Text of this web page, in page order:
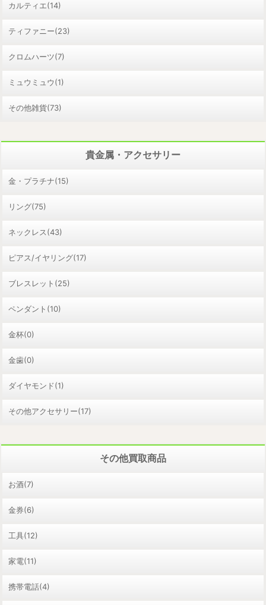
カルティエ(14)
ティファニー(23)
クロムハーツ(7)
ミュウミュウ(1)
その他雑貨(73)
貴金属・アクセサリー
金・プラチナ(15)
リング(75)
ネックレス(43)
ピアス/イヤリング(17)
ブレスレット(25)
ペンダント(10)
金杯(0)
金歯(0)
ダイヤモンド(1)
その他アクセサリー(17)
その他買取商品
お酒(7)
金券(6)
工具(12)
家電(11)
携帯電話(4)